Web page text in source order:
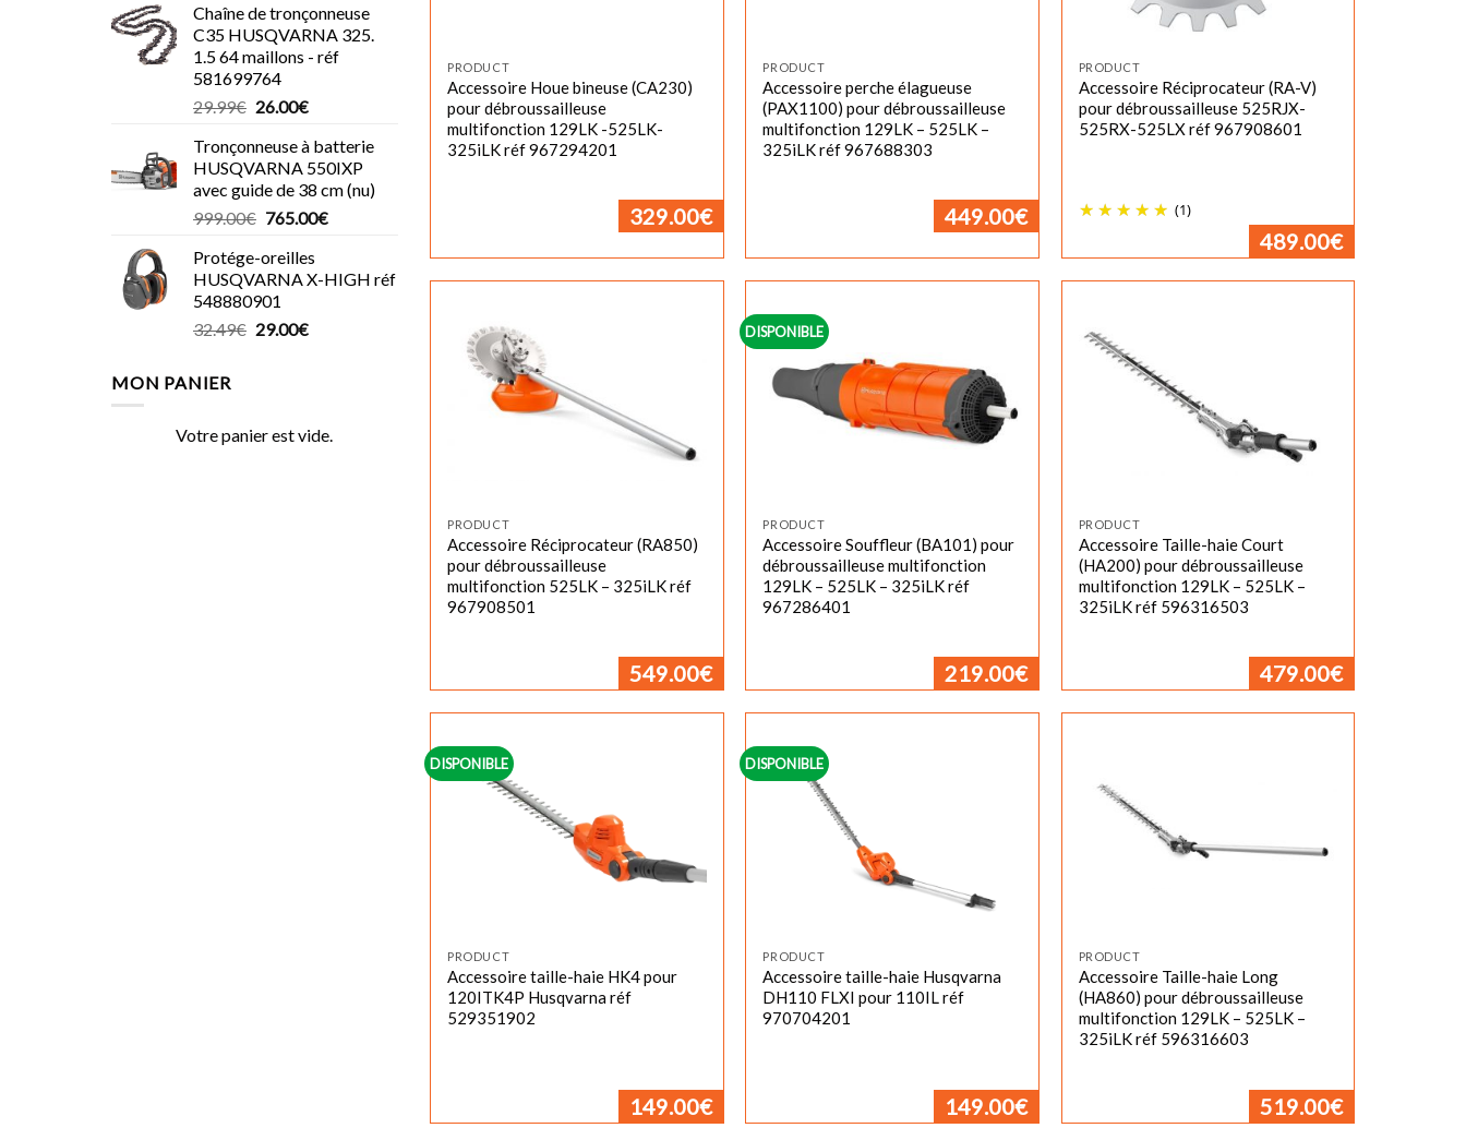
Chaîne de tronçonneuse
C35 HUSQVARNA 325.
1.5 64 maillons - réf
581699764
29.99€ Le
initial
était :
29.99€.
26.00€Le
actuel
est :
26.00€.
Tronçonneuse à batterie
HUSQVARNA 550IXP
avec guide de 38 cm (nu)
999.00€ Le
initial
était :
999.00€.
765.00€Le
est :
Protége-oreilles
HUSQVARNA X-HIGH réf
548880901
32.49€ Le
29.00€Le
MON PANIER
Votre panier est vide.
PRODUCT
Accessoire Houe bineuse (CA230)
pour débroussailleuse
multifonction 129LK -525LK-
325iLK réf 967294201
329.00€
PRODUCT
Accessoire perche élagueuse
(PAX1100) pour débroussailleuse
multifonction 129LK – 525LK –
325iLK réf 967688303
449.00€
PRODUCT
Accessoire Réciprocateur (RA-V)
pour débroussailleuse 525RJX-
525RX-525LX réf 967908601
(1)
489.00€
PRODUCT
Accessoire Réciprocateur (RA850)
pour débroussailleuse
multifonction 525LK – 325iLK réf
967908501
549.00€
DISPONIBLE
PRODUCT
Accessoire Souffleur (BA101) pour
débroussailleuse multifonction
129LK – 525LK – 325iLK réf
967286401
219.00€
PRODUCT
Accessoire Taille-haie Court
(HA200) pour débroussailleuse
multifonction 129LK – 525LK –
325iLK réf 596316503
479.00€
DISPONIBLE
PRODUCT
Accessoire taille-haie HK4 pour
120ITK4P Husqvarna réf
529351902
149.00€
DISPONIBLE
PRODUCT
Accessoire taille-haie Husqvarna
DH110 FLXI pour 110IL réf
970704201
149.00€
PRODUCT
Accessoire Taille-haie Long
(HA860) pour débroussailleuse
multifonction 129LK – 525LK –
325iLK réf 596316603
519.00€